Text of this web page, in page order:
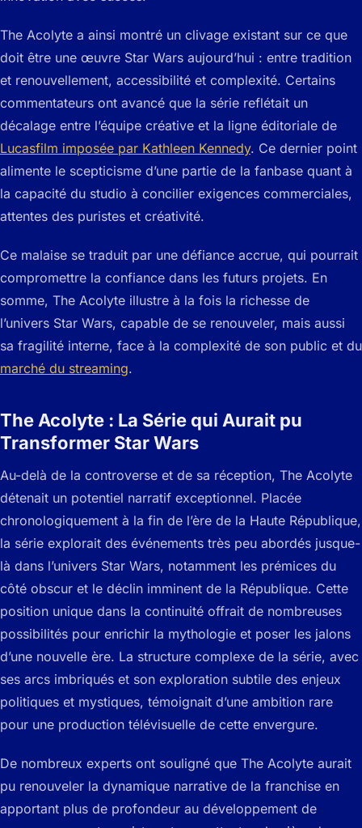
The Acolyte a ainsi montré un clivage existant sur ce que
doit être une œuvre Star Wars aujourd’hui : entre tradition
et renouvellement, accessibilité et complexité. Certains
commentateurs ont avancé que la série reflétait un
décalage entre l’équipe créative et la ligne éditoriale de
Lucasfilm imposée par Kathleen Kennedy. Ce dernier point
alimente le scepticisme d’une partie de la fanbase quant à
la capacité du studio à concilier exigences commerciales,
attentes des puristes et créativité.
Ce malaise se traduit par une défiance accrue, qui pourrait
compromettre la confiance dans les futurs projets. En
somme, The Acolyte illustre à la fois la richesse de
l’univers Star Wars, capable de se renouveler, mais aussi
sa fragilité interne, face à la complexité de son public et du
marché du streaming.
The Acolyte : La Série qui Aurait pu
Transformer Star Wars
Au-delà de la controverse et de sa réception, The Acolyte
détenait un potentiel narratif exceptionnel. Placée
chronologiquement à la fin de l’ère de la Haute République,
la série explorait des événements très peu abordés jusque-
là dans l’univers Star Wars, notamment les prémices du
côté obscur et le déclin imminent de la République. Cette
position unique dans la continuité offrait de nombreuses
possibilités pour enrichir la mythologie et poser les jalons
d’une nouvelle ère. La structure complexe de la série, avec
ses arcs imbriqués et son exploration subtile des enjeux
politiques et mystiques, témoignait d’une ambition rare
pour une production télévisuelle de cette envergure.
De nombreux experts ont souligné que The Acolyte aurait
pu renouveler la dynamique narrative de la franchise en
apportant plus de profondeur au développement de